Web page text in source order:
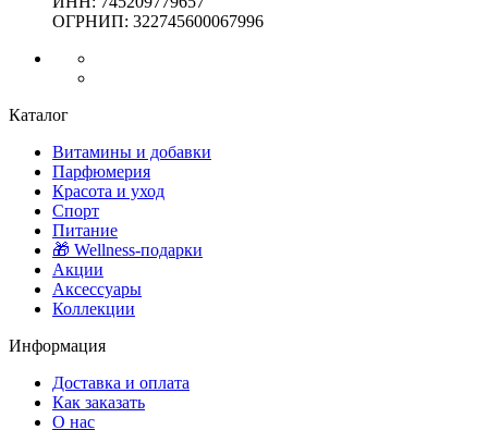
ОГРНИП: 322745600067996
Каталог
Витамины и добавки
Парфюмерия
Красота и уход
Спорт
Питание
🎁 Wellness-подарки
Акции
Аксессуары
Коллекции
Информация
Доставка и оплата
Как заказать
О нас